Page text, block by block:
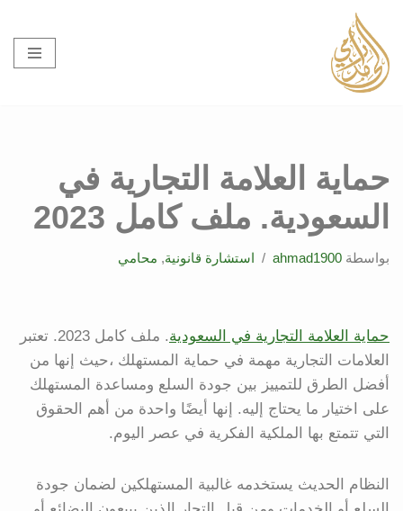
تخطى
إلى
المحتوى
حماية العلامة التجارية في
السعودية. ملف كامل 2023
بواسطة ahmad1900 استشارة قانونية, محامي
حماية العلامة التجارية في السعودية
. ملف كامل 2023. تعتبر
العلامات التجارية مهمة في حماية المستهلك ،حيث إنها من
أفضل الطرق للتمييز بين جودة السلع ومساعدة المستهلك
على اختيار ما يحتاج إليه. إنها أيضًا واحدة من أهم الحقوق
التي تتمتع بها الملكية الفكرية في عصر اليوم.
النظام الحديث يستخدمه غالبية المستهلكين لضمان جودة